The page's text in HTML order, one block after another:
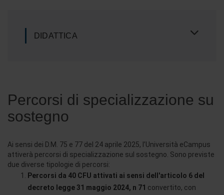
DIDATTICA
Percorsi di specializzazione su
sostegno
Ai sensi dei D.M. 75 e 77 del 24 aprile 2025, l’Università eCampus
attiverà percorsi di specializzazione sul sostegno. Sono previste
due diverse tipologie di percorsi:
Percorsi da 40 CFU attivati ai sensi dell'articolo 6 del
decreto legge 31 maggio 2024, n 71 convertito, con